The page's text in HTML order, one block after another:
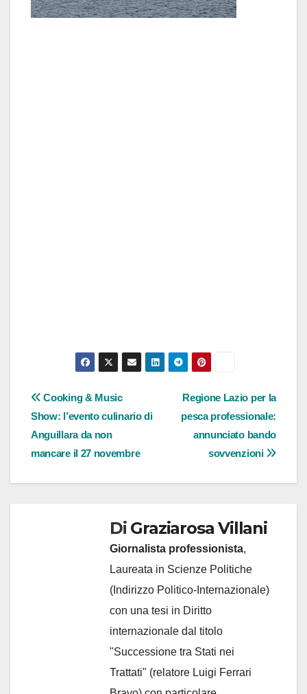
Navigazione
articoli
Regione Lazio per la
pesca professionale:
annunciato bando
sovvenzioni
Cooking & Music
Show: l’evento culinario di
Anguillara da non
mancare il 27 novembre
Di Graziarosa Villani
Giornalista professionista,
Laureata in Scienze Politiche
(Indirizzo Politico-Internazionale)
con una tesi in Diritto
internazionale dal titolo
"Successione tra Stati nei
Trattati" (relatore Luigi Ferrari